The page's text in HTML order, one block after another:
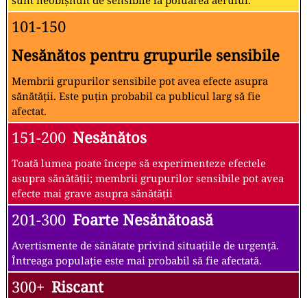
101-150
Nesănătos pentru grupurile sensibile
Membrii grupurilor sensibile pot avea efecte asupra
sănătății. Este puțin probabil ca publicul larg să fie
afectat.
151-200 Nesănătos
Toată lumea poate începe să experimenteze efectele
asupra sănătății; membrii grupurilor sensibile pot avea
efecte mai grave asupra sănătății
201-300 Foarte Nesănătoasă
Avertismente de sănătate privind situațiile de urgență.
Întreaga populație este mai probabil să fie afectată.
300+ Riscant